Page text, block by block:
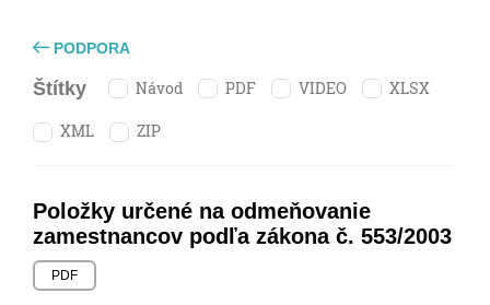
PODPORA
Štítky Návod PDF VIDEO XLSX
XML ZIP
Položky určené na odmeňovanie
zamestnancov podľa zákona č. 553/2003
PDF